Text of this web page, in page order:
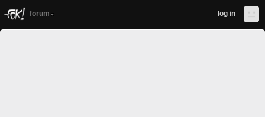
forum log in